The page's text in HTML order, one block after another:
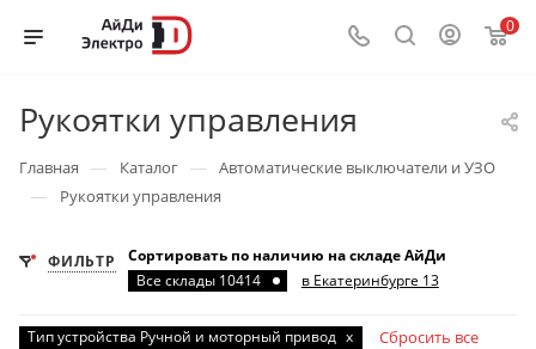
0
Рукоятки управления
Главная — Каталог — Автоматические выключатели и УЗО
— Рукоятки управления
ФИЛЬТР
Сортировать по наличию на складе АйДи
Все склады 10414
в Екатеринбурге 13
Тип устройства Ручной и моторный привод x Сбросить все